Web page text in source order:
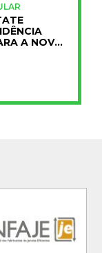
A NOVA